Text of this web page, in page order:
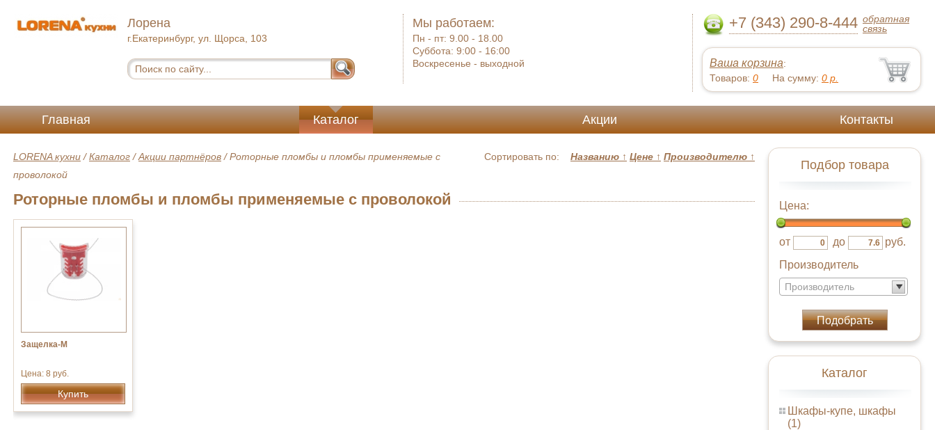
Лорена
г.Екатеринбург, ул. Щорса, 103
Мы работаем:
Пн - пт:9.00 - 18.00
Суббота:9:00 - 16:00
Воскресенье - выходной
+7 (343) 290-8-444 обратная
связь
Ваша корзина:
Товаров: 0 На сумму: 0 р.
Главная Каталог Акции Контакты
Подбор товара
Цена:
от до
руб.
Производитель
Производитель
Подобрать
Каталог
Шкафы-купе, шкафы
(1)
Сортировать по: Названию ↑ Цене ↑ Производителю ↑
LORENA кухни /Каталог /Акции партнёров /Роторные пломбы и пломбы применяемые с
проволокой
Роторные пломбы и пломбы применяемые с проволокой
Защелка-М
Цена: 8 руб.
Купить